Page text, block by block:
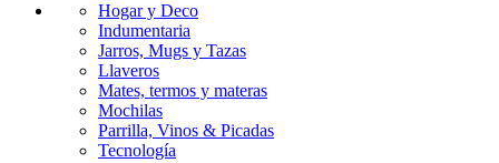
Hogar y Deco
Indumentaria
Jarros, Mugs y Tazas
Llaveros
Mates, termos y materas
Mochilas
Parrilla, Vinos & Picadas
Tecnología